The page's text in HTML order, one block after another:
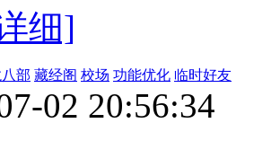
细]
部 藏经阁 校场 功能优化 临时好友
02 20:56:34